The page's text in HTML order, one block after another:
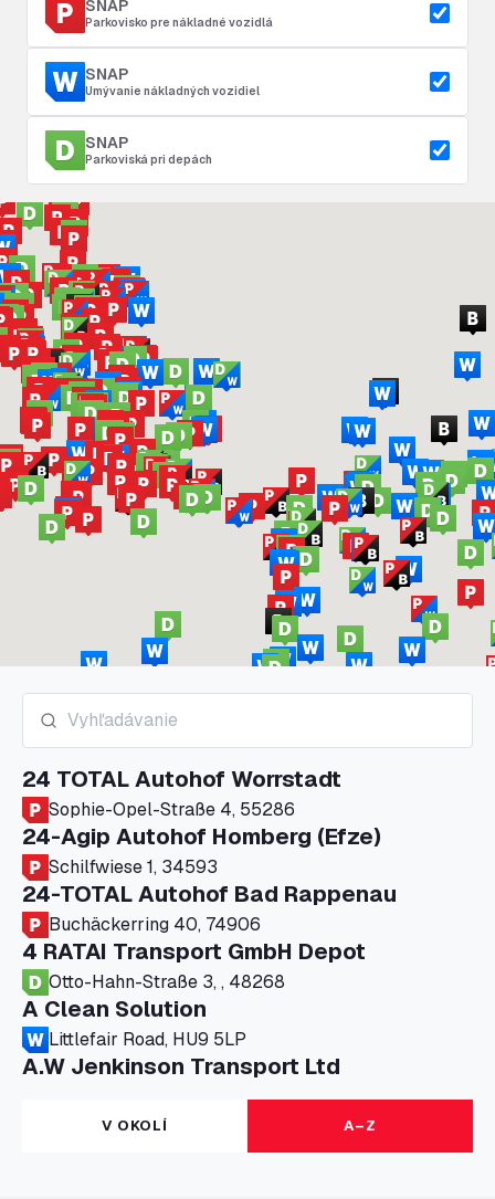
SNAP
Parkovisko pre nákladné vozidlá
SNAP
Umývanie nákladných vozidiel
SNAP
Parkoviská pri depách
24 TOTAL Autohof Worrstadt
Sophie-Opel-Straße 4, 55286
24-Agip Autohof Homberg (Efze)
Schilfwiese 1, 34593
24-TOTAL Autohof Bad Rappenau
Buchäckerring 40, 74906
4 RATAI Transport GmbH Depot
Otto-Hahn-Straße 3, , 48268
A Clean Solution
Littlefair Road, HU9 5LP
A.W Jenkinson Transport Ltd
Progress House, ME11 5GA
A+G Nettetal - Depot Parking
Am Panneschopp 7, 41334
V OKOLÍ A–Z